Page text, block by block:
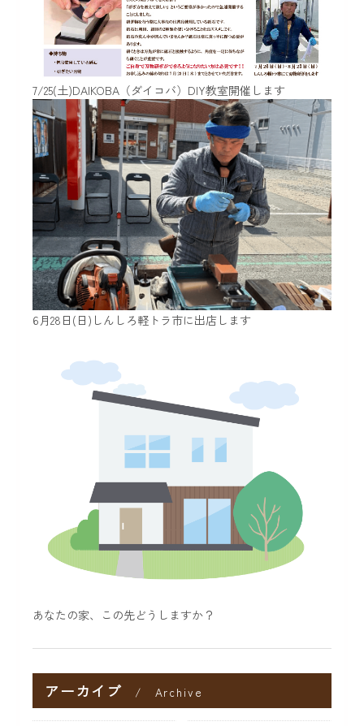
7/25(土)DAIKOBA（ダイコバ）DIY教室開催します
6月28日(日)しんしろ軽トラ市に出店します
あなたの家、この先どうしますか？
アーカイブ Archive